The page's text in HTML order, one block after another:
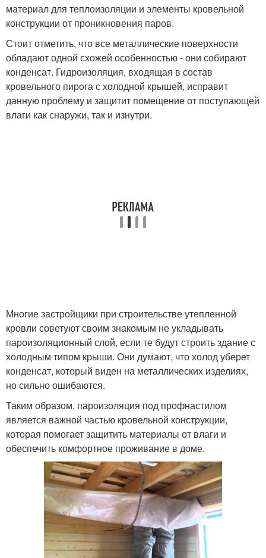
материал для теплоизоляции и элементы кровельной
конструкции от проникновения паров.
Стоит отметить, что все металлические поверхности
обладают одной схожей особенностью - они собирают
конденсат. Гидроизоляция, входящая в состав
кровельного пирога с холодной крышей, исправит
данную проблему и защитит помещение от поступающей
влаги как снаружи, так и изнутри.
Многие застройщики при строительстве утепленной
кровли советуют своим знакомым не укладывать
пароизоляционный слой, если те будут строить здание с
холодным типом крыши. Они думают, что холод уберет
конденсат, который виден на металлических изделиях,
но сильно ошибаются.
Таким образом, пароизоляция под профнастилом
является важной частью кровельной конструкции,
которая помогает защитить материалы от влаги и
обеспечить комфортное проживание в доме.